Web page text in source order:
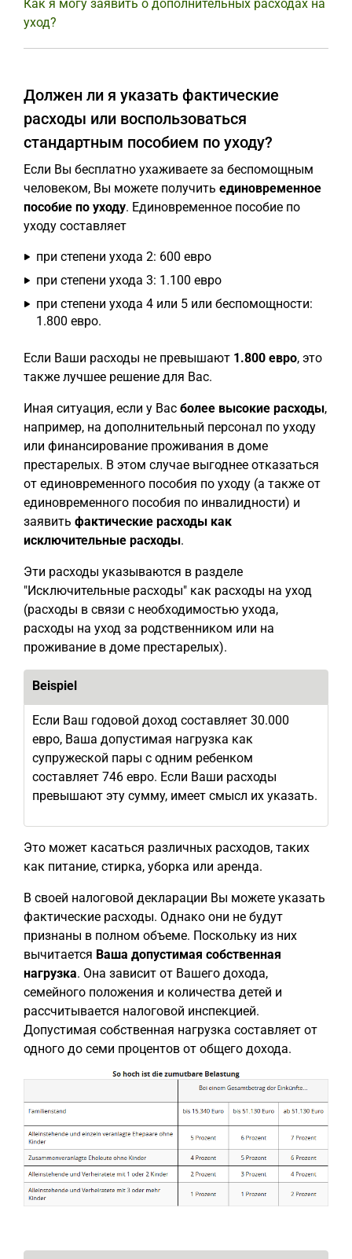
Как я могу заявить о дополнительных расходах на
уход?
Должен ли я указать фактические
расходы или воспользоваться
стандартным пособием по уходу?
Если Вы бесплатно ухаживаете за беспомощным
человеком, Вы можете получить единовременное
пособие по уходу. Единовременное пособие по
уходу составляет
при степени ухода 2: 600 евро
при степени ухода 3: 1.100 евро
при степени ухода 4 или 5 или беспомощности:
1.800 евро.
Если Ваши расходы не превышают 1.800 евро, это
также лучшее решение для Вас.
Иная ситуация, если у Вас более высокие расходы,
например, на дополнительный персонал по уходу
или финансирование проживания в доме
престарелых. В этом случае выгоднее отказаться
от единовременного пособия по уходу (а также от
единовременного пособия по инвалидности) и
заявить фактические расходы как
исключительные расходы.
Эти расходы указываются в разделе
"Исключительные расходы" как расходы на уход
(расходы в связи с необходимостью ухода,
расходы на уход за родственником или на
проживание в доме престарелых).
Beispiel
Если Ваш годовой доход составляет 30.000
евро, Ваша допустимая нагрузка как
супружеской пары с одним ребенком
составляет 746 евро. Если Ваши расходы
превышают эту сумму, имеет смысл их указать.
Это может касаться различных расходов, таких
как питание, стирка, уборка или аренда.
В своей налоговой декларации Вы можете указать
фактические расходы. Однако они не будут
признаны в полном объеме. Поскольку из них
вычитается Ваша допустимая собственная
нагрузка. Она зависит от Вашего дохода,
семейного положения и количества детей и
рассчитывается налоговой инспекцией.
Допустимая собственная нагрузка составляет от
одного до семи процентов от общего дохода.